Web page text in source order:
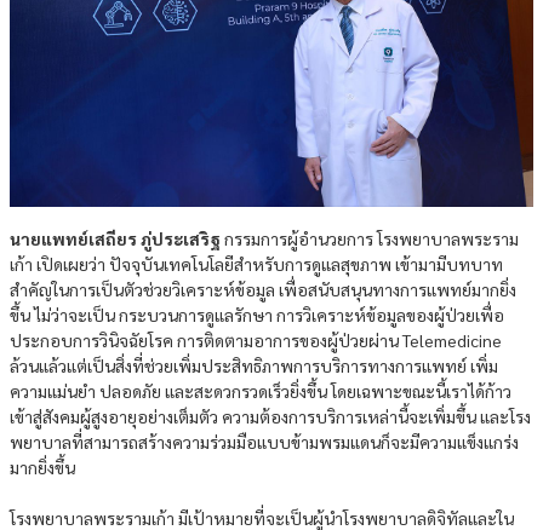
นายแพทย์เสถียร ภู่ประเสริฐ กรรมการผู้อำนวยการ โรงพยาบาลพระราม
เก้า เปิดเผยว่า ปัจจุบันเทคโนโลยีสำหรับการดูแลสุขภาพ เข้ามามีบทบาท
สำคัญในการเป็นตัวช่วยวิเคราะห์ข้อมูล เพื่อสนับสนุนทางการแพทย์มากยิ่ง
ขึ้น ไม่ว่าจะเป็น กระบวนการดูแลรักษา การวิเคราะห์ข้อมูลของผู้ป่วยเพื่อ
ประกอบการวินิจฉัยโรค การติดตามอาการของผู้ป่วยผ่าน Telemedicine
ล้วนแล้วแต่เป็นสิ่งที่ช่วยเพิ่มประสิทธิภาพการบริการทางการแพทย์ เพิ่ม
ความแม่นยำ ปลอดภัย และสะดวกรวดเร็วยิ่งขึ้น โดยเฉพาะขณะนี้เราได้ก้าว
เข้าสู่สังคมผู้สูงอายุอย่างเต็มตัว ความต้องการบริการเหล่านี้จะเพิ่มขึ้น และโรง
พยาบาลที่สามารถสร้างความร่วมมือแบบข้ามพรมแดนก็จะมีความแข็งแกร่ง
มากยิ่งขึ้น
โรงพยาบาลพระรามเก้า มีเป้าหมายที่จะเป็นผู้นำโรงพยาบาลดิจิทัลและใน